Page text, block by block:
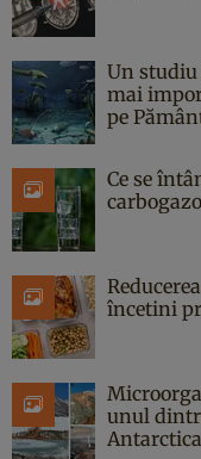
Un
mai
pe
Ce se
încetini
unul
Antarctica